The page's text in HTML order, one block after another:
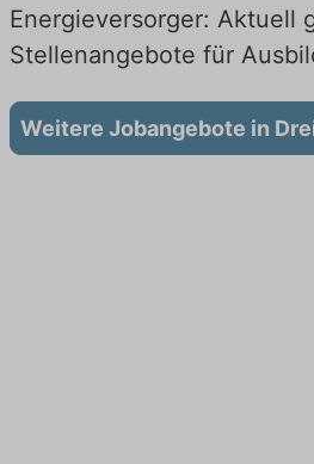
Energieversorger: Aktuell
Stellenangebote für
Weitere Jobangebote in